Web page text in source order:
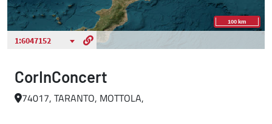
CorInConcert
74017, TARANTO, MOTTOLA,